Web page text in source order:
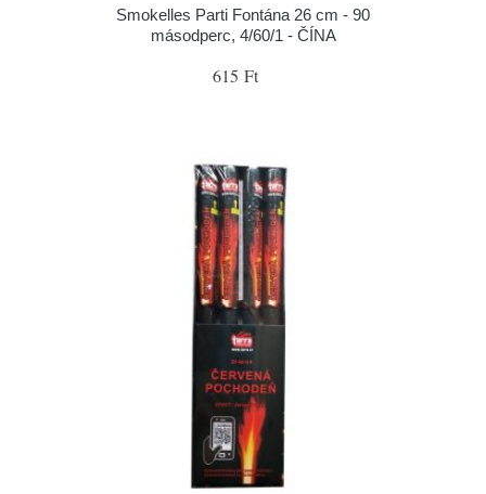
Smokelles Parti Fontána 26 cm - 90
másodperc, 4/60/1 - ČÍNA
615 Ft